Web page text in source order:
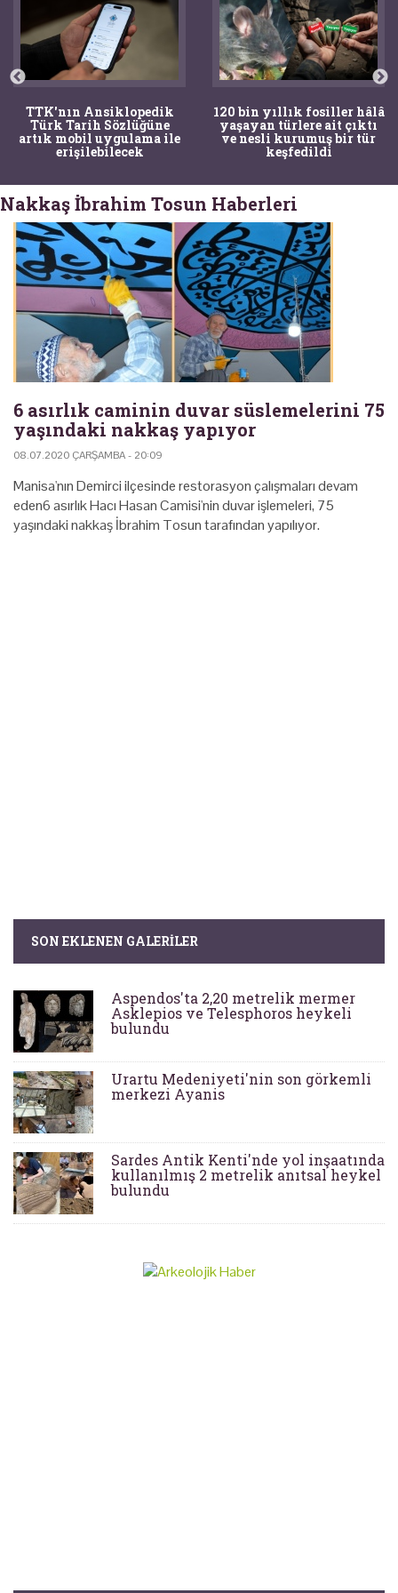
TTK'nın Ansiklopedik
Türk Tarih Sözlüğüne
artık mobil uygulama ile
erişilebilecek
120 bin yıllık fosiller hâlâ
yaşayan türlere ait çıktı
ve nesli kurumuş bir tür
keşfedildi
Nakkaş İbrahim Tosun Haberleri
6 asırlık caminin duvar süslemelerini 75
yaşındaki nakkaş yapıyor
08.07.2020 ÇARŞAMBA - 20:09
Manisa'nın Demirci ilçesinde restorasyon çalışmaları devam
eden6 asırlık Hacı Hasan Camisi'nin duvar işlemeleri, 75
yaşındaki nakkaş İbrahim Tosun tarafından yapılıyor.
SON EKLENEN GALERILER
Aspendos'ta 2,20 metrelik mermer
Asklepios ve Telesphoros heykeli
bulundu
Urartu Medeniyeti'nin son görkemli
merkezi Ayanis
Sardes Antik Kenti'nde yol inşaatında
kullanılmış 2 metrelik anıtsal heykel
bulundu